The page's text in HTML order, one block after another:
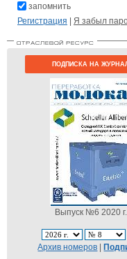
запомнить
Регистрация | Я забыл
ПОДПИСКА НА
Выпуск №6 2020 г.
Архив номеров |